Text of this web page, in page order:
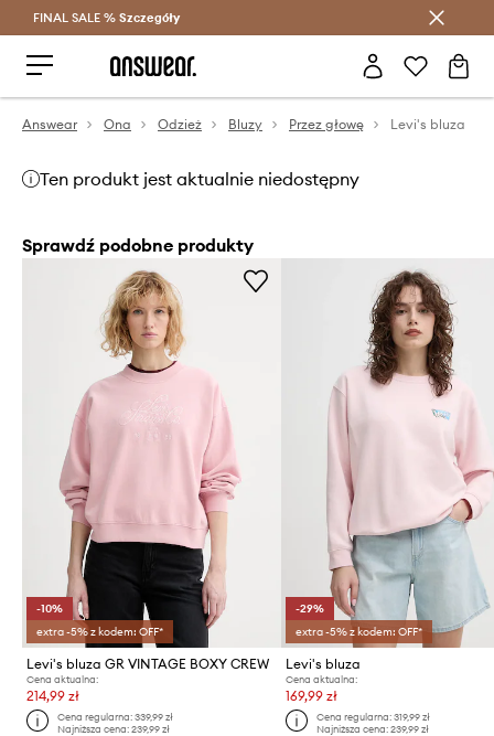
Oszczędzaj z Answear Club >
FINAL SALE % Szczegóły
Answear Ona Odzież Bluzy Przez głowę Levi's bluza
Ten produkt jest aktualnie niedostępny
Sprawdź podobne produkty
-10%
extra -5% z kodem: OFF*
Levi's bluza GR VINTAGE BOXY CREW
Cena aktualna:
214,99 zł
Cena regularna:339,99 zł
Najniższa cena:239,99 zł
-29%
extra -5% z kodem: OFF*
Levi's bluza
Cena aktualna:
169,99 zł
Cena regularna: 319,99 zł
Najniższa cena: 239,99 zł